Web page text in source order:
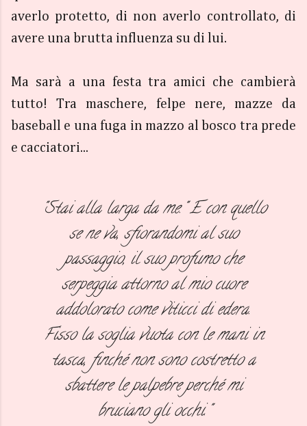
averlo protetto, di non averlo controllato, di
avere una brutta influenza su di lui.
Ma sarà a una festa tra amici che cambierà
tutto! Tra maschere, felpe nere, mazze da
baseball e una fuga in mazzo al bosco tra prede
e cacciatori...
"Stai alla larga da me." E con quello
se ne va, sfiorandomi al suo
passaggio, il suo profumo che
serpeggia attorno al mio cuore
addolorato come viticci di edera.
Fisso la soglia vuota con le mani in
tasca, finché non sono costretto a
sbattere le palpebre perché mi
bruciano gli occhi."